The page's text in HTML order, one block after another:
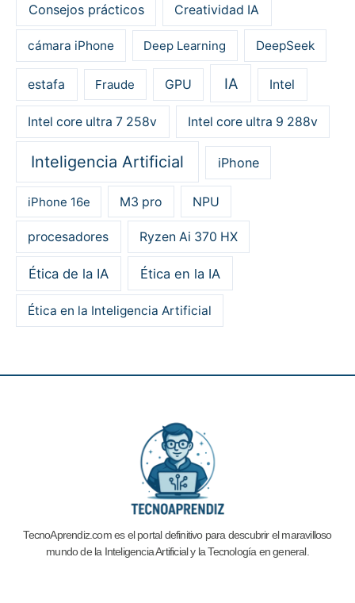
Consejos prácticos Creatividad IA
cámara iPhone Deep Learning DeepSeek
estafa Fraude GPU IA Intel
Intel core ultra 7 258v Intel core ultra 9 288v
Inteligencia Artificial iPhone
iPhone 16e M3 pro NPU
procesadores Ryzen Ai 370 HX
Ética de la IA Ética en la IA
Ética en la Inteligencia Artificial
TecnoAprendiz.com es el portal definitivo para descubrir el maravilloso
mundo de la Inteligencia Artificial y laTecnología en general.